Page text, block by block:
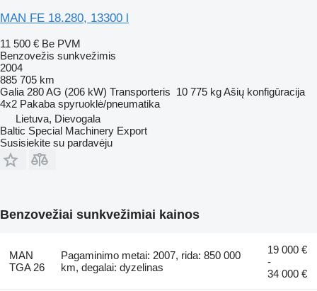
MAN FE 18.280, 13300 l
11 500 € Be PVM
Benzovežis sunkvežimis
2004
885 705 km
Galia 280 AG (206 kW) Transporteris 10 775 kgAšių konfigūracija
4x2 Pakaba spyruoklė/pneumatika
Lietuva, Dievogala
Baltic Special Machinery Export
Susisiekite su pardavėju
Benzovežiai sunkvežimiai kainos
MAN
TGA 26
Pagaminimo metai: 2007, rida: 850 000
km, degalai: dyzelinas
19 000 €
-
34 000 €